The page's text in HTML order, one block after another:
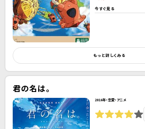
今すぐ見る
もっと詳しくみる
君の名は。
2016年・恋愛・アニメ